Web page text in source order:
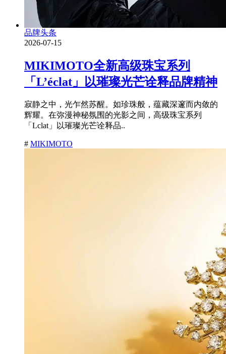
品牌头条
2026-07-15
MIKIMOTO全新高级珠宝系列
「L’éclat」以璀璨光芒诠释品牌精神
寂静之中，光乍然苏醒。如珍珠般，蕴藏深邃而内敛的
辉耀。在弥漫神秘氛围的光影之间，高级珠宝系列
「Lclat」以璀璨光芒诠释品..
# MIKIMOTO